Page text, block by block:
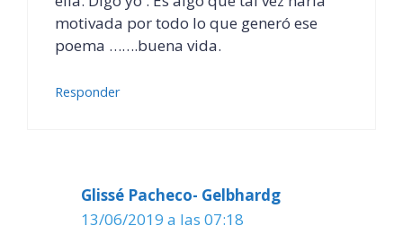
motivada por todo lo que generó ese
poema …….buena vida.
Responder
Glissé Pacheco- Gelbhardg
13/06/2019 a las 07:18